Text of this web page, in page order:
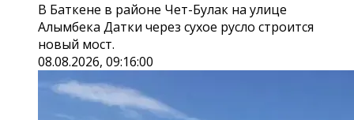
В Баткене в районе Чет-Булак на улице
Алымбека Датки через сухое русло строится
новый мост.
08.08.2026, 09:16:00